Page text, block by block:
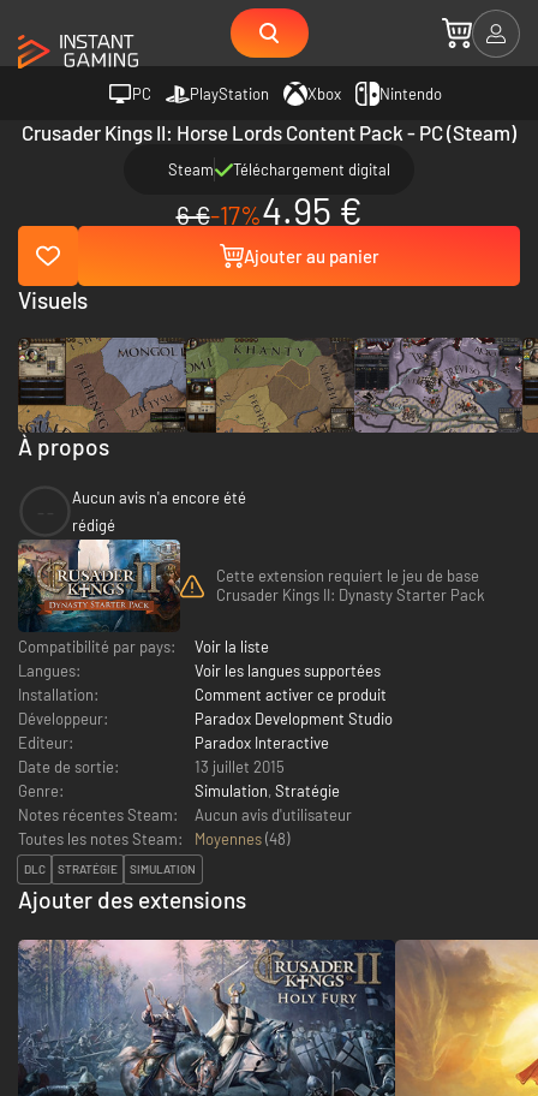
PC PlayStation Xbox Nintendo
Crusader Kings II: Horse Lords Content Pack - PC (Steam)
Steam Téléchargement digital
6 €-17%4.95 €
Ajouter au panier
À propos
Aucun avis n'a encore été
rédigé
Cette extension requiert le jeu de base
Crusader Kings II: Dynasty Starter Pack
Compatibilité par pays:
Voir la liste
Langues:
Voir les langues supportées
Installation:
Comment activer ce produit
Développeur:
Paradox Development Studio
Editeur:
Paradox Interactive
Date de sortie:
13 juillet 2015
Genre:
Simulation, Stratégie
Notes récentes Steam:
Aucun avis d'utilisateur
Toutes les notes Steam:
Moyennes(48)
DLC STRATÉGIE SIMULATION
Ajouter des extensions
Visuels